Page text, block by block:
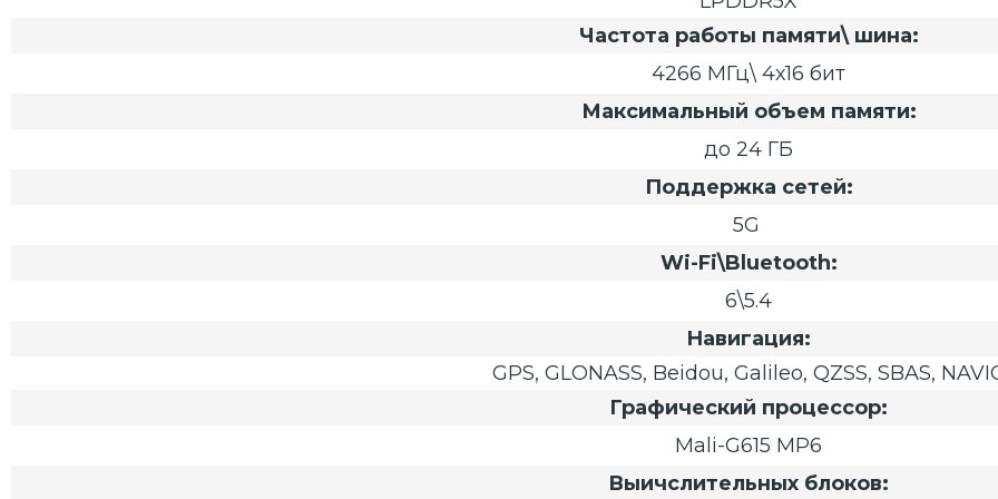
Частота работы памяти\ шина:
4266 МГц\ 4х16 бит
Максимальный объем памяти:
до 24 ГБ
Поддержка сетей:
5G
Wi-Fi\Bluetooth:
6\5.4
Навигация:
GPS, GLONASS, Beidou, Galileo, QZSS, SBAS,
Графический процессор:
Mali-G615 MP6
Выичслительных блоков: